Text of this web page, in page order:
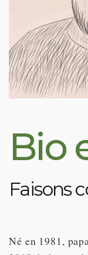
Bio
Faisons
Né en 1981,